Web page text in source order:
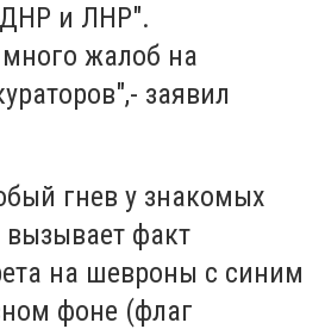
и ЛНР".
жалоб на
заявил
гнев у знакомых
факт
на шевроны с синим
фоне (флаг